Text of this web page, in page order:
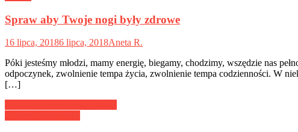
Spraw aby Twoje nogi były zdrowe
16 lipca, 20186 lipca, 2018Aneta R.
Póki jesteśmy młodzi, mamy energię, biegamy, chodzimy, wszędzie nas
odpoczynek, zwolnienie tempa życia, zwolnienie tempa codzienności. W
[…]
Nawigacja
wpisu